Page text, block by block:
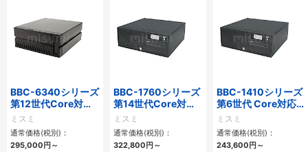
BBC-6340シリーズ
第12世代Core対応
小型フロアマウント
PC2PCI/2PCIe
ミスミ
通常価格(税別)：
295,000円～
BBC-1760シリーズ
第14世代Core対応
小型フロアマウント
3PCIe
ミスミ
通常価格(税別)：
322,800円～
BBC-1410シリーズ
第6世代 Core対応フ
ロアマウントFAPC
3PCI・3PCIe
ミスミ
通常価格(税別)：
243,600円～